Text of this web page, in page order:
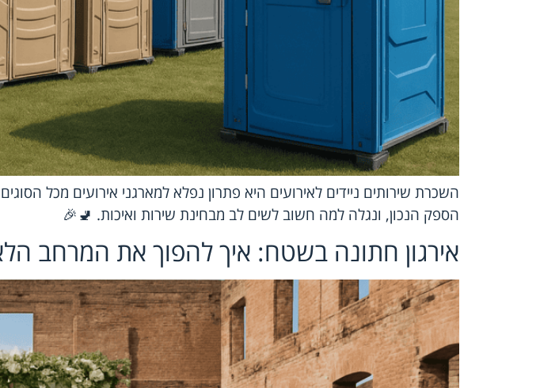
השכרת שירותים ניידים לאירועים היא פתרון נפלא למארגני אירועים מכל
הספק הנכון, ונגלה למה חשוב לשים לב מבחינת שירות ואיכות. 🚽🎉
אירגון חתונה בשטח: איך להפוך את המרחב